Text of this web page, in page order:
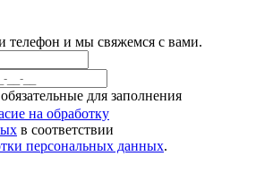
телефон и мы свяжемся с вами.
для заполнения
на обработку
в соответствии
персональных данных.